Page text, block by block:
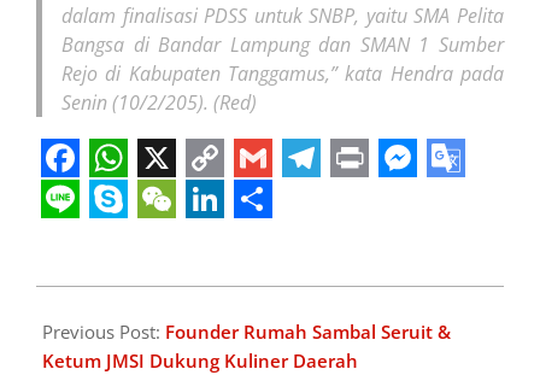
dalam finalisasi PDSS untuk SNBP, yaitu SMA Pelita
Bangsa di Bandar Lampung dan SMAN 1 Sumber
Rejo di Kabupaten Tanggamus,” kata Hendra pada
Senin (10/2/205). (Red)
Facebook
WhatsApp
X Copy
Link
Gmail
02-
11
Previous Post: Founder Rumah Sambal Seruit &
Ketum JMSI Dukung Kuliner Daerah